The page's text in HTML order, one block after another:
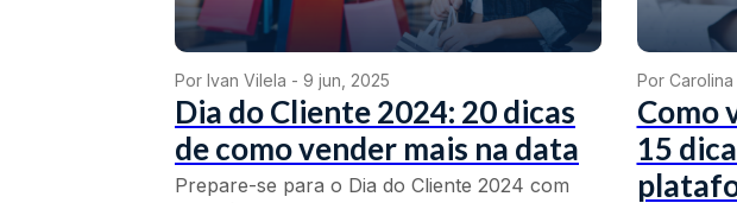
Por Ivan Vilela - 9 jun, 2025
Dia do Cliente 2024: 20 dicas
de como vender mais na data
Prepare-se para o Dia do Cliente 2024 com
Por
Como
15